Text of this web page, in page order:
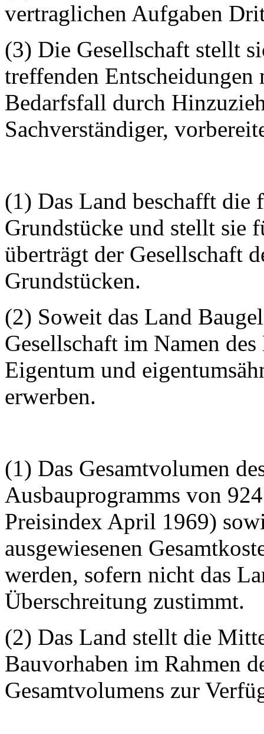
vertraglichen Aufgaben
(3) Die Gesellschaft stellt
treffenden
Bedarfsfall durch
Sachverständiger,
(1) Das Land beschafft die
Grundstücke und stellt sie
überträgt der Gesellschaft
Grundstücken.
(2) Soweit das Land
Gesellschaft im Namen
Eigentum und
erwerben.
(1) Das Gesamtvolumen
Ausbauprogramms von
Preisindex April 1969)
ausgewiesenen
werden, sofern nicht das
Überschreitung zustimmt.
(2) Das Land stellt die
Bauvorhaben im Rahmen
Gesamtvolumens zur